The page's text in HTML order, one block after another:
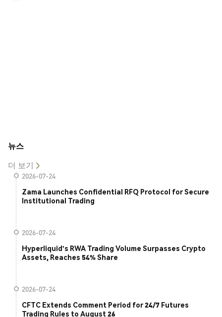
뉴스
더 보기
2026-07-24
Zama Launches Confidential RFQ Protocol for Secure
Institutional Trading
2026-07-24
Hyperliquid's RWA Trading Volume Surpasses Crypto
Assets, Reaches 54% Share
2026-07-24
CFTC Extends Comment Period for 24/7 Futures
Trading Rules to August 26